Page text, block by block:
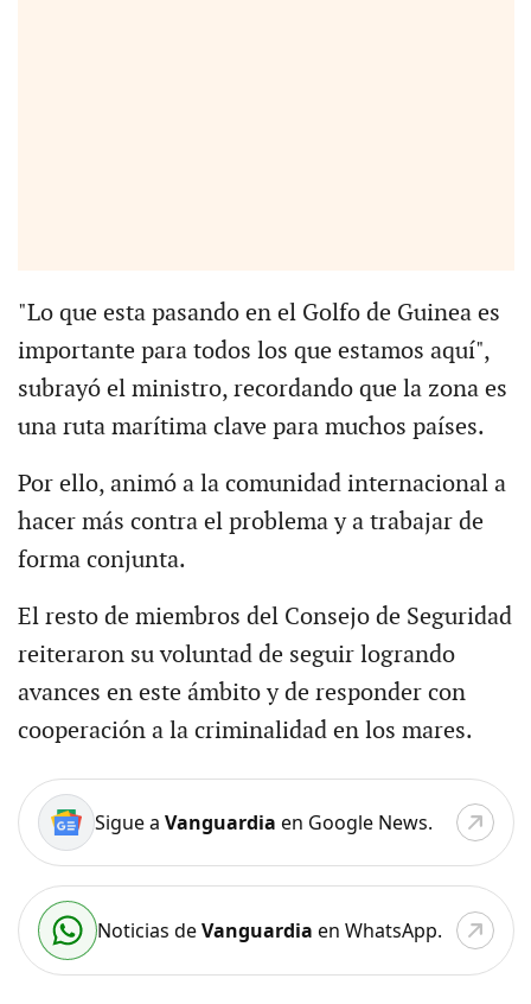
"Lo que esta pasando en el Golfo de Guinea es
importante para todos los que estamos aquí",
subrayó el ministro, recordando que la zona es
una ruta marítima clave para muchos países.
Por ello, animó a la comunidad internacional a
hacer más contra el problema y a trabajar de
forma conjunta.
El resto de miembros del Consejo de Seguridad
reiteraron su voluntad de seguir logrando
avances en este ámbito y de responder con
cooperación a la criminalidad en los mares.
Sigue a Vanguardia en Google News.
Noticias deVanguardia en WhatsApp.